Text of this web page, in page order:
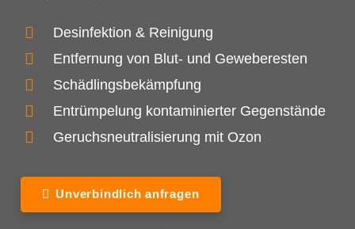
Desinfektion & Reinigung
Entfernung von Blut- und Geweberesten
Schädlingsbekämpfung
Entrümpelung kontaminierter Gegenstände
Geruchsneutralisierung mit Ozon
Unverbindlich anfragen